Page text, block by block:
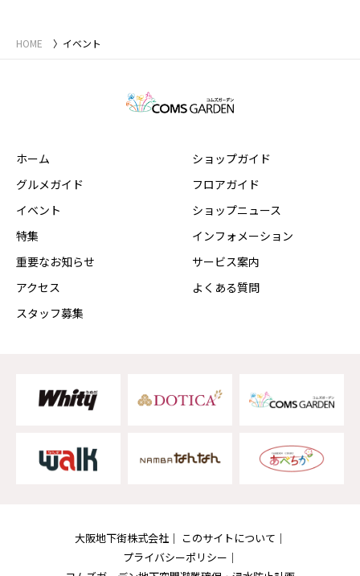
HOME イベント
ホーム
グルメガイド
イベント
特集
重要なお知らせ
アクセス
スタッフ募集
ショップガイド
フロアガイド
ショップニュース
インフォメーション
サービス案内
よくある質問
大阪地下街株式会社
このサイトについて
プライバシーポリシー